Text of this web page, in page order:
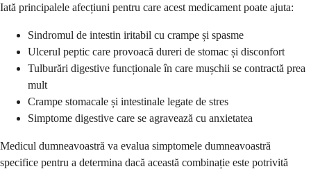
Iată principalele afecțiuni pentru care acest medicament poate ajuta:
Sindromul de intestin iritabil cu crampe și spasme
Ulcerul peptic care provoacă dureri de stomac și disconfort
Tulburări digestive funcționale în care mușchii se contractă prea
mult
Crampe stomacale și intestinale legate de stres
Simptome digestive care se agravează cu anxietatea
Medicul dumneavoastră va evalua simptomele dumneavoastră
specifice pentru a determina dacă această combinație este potrivită